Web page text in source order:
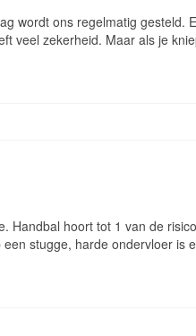
wordt ons regelmatig gesteld.
veel zekerheid. Maar als je
Handbal hoort tot 1 van de
stugge, harde ondervloer is